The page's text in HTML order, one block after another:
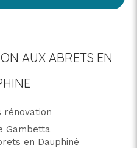
AUX ABRETS EN
rénovation
Gambetta
en Dauphiné